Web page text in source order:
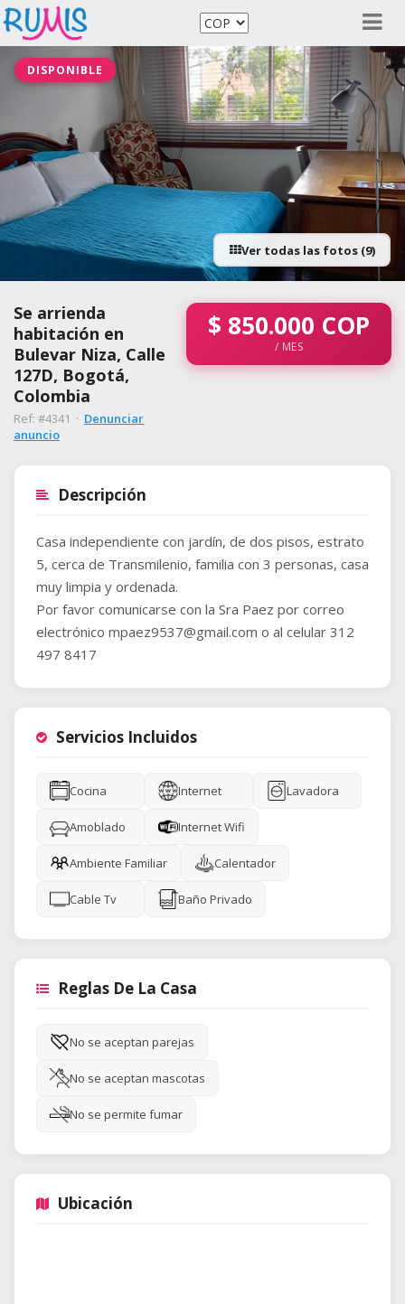
DISPONIBLE
Ver todas las fotos (9)
Se arrienda
habitación en
Bulevar Niza, Calle
127D, Bogotá,
Colombia
Ref: #4341 · Denunciar
anuncio
$ 850.000 COP
/ MES
Descripción
Casa independiente con jardín, de dos pisos, estrato
5, cerca de Transmilenio, familia con 3 personas, casa
muy limpia y ordenada.
Por favor comunicarse con la Sra Paez por correo
electrónico mpaez9537@gmail.com o al celular 312
497 8417
Servicios Incluidos
Cocina Internet Lavadora
Amoblado Internet Wifi
Ambiente Familiar Calentador
Cable Tv Baño Privado
Reglas De La Casa
No se aceptan parejas
No se aceptan mascotas
No se permite fumar
Ubicación